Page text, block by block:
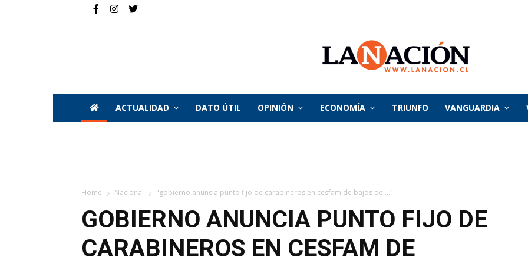
La
ACTUALIDAD DATO ÚTIL OPINIÓN ECONOMÍA TRIUNFO VANGUARDIA
Home Nacional "gobierno anuncia punto fijo de carabineros en cesfam de bajos de ..."
GOBIERNO ANUNCIA PUNTO FIJO DE
CARABINEROS EN CESFAM DE